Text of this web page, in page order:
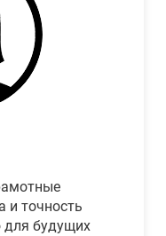
и точность
для будущих